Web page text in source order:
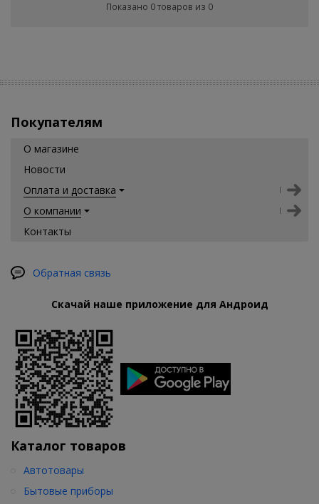
Показано 0 товаров из 0
Покупателям
О магазине
Новости
Оплата и доставка
О компании
Контакты
Обратная связь
Скачай наше приложение для Андроид
Каталог товаров
Автотовары
Бытовые приборы